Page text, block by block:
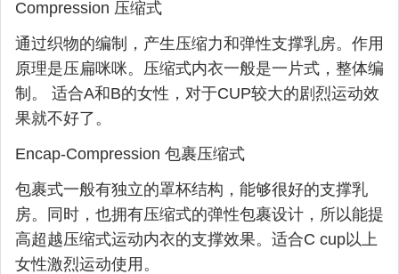
Compression 压缩式
通过织物的编制，产生压缩力和弹性支撑乳房。作用
原理是压扁咪咪。压缩式内衣一般是一片式，整体编
制。 适合A和B的女性，对于CUP较大的剧烈运动效
果就不好了。
Encap-Compression 包裹压缩式
包裹式一般有独立的罩杯结构，能够很好的支撑乳
房。同时，也拥有压缩式的弹性包裹设计，所以能提
高超越压缩式运动内衣的支撑效果。适合C cup以上
女性激烈运动使用。